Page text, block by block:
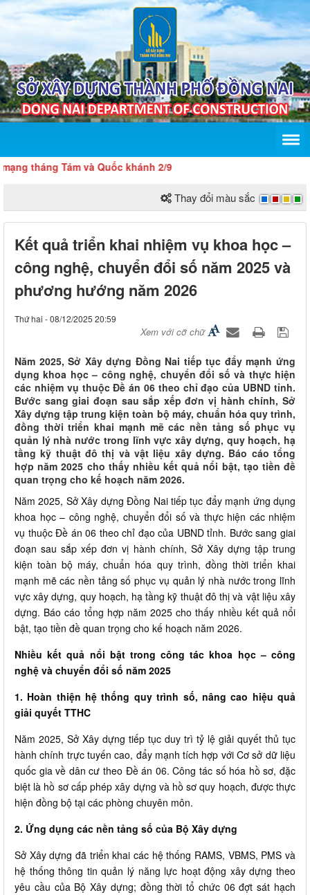
Tám và Quốc khánh 2/9
Thay đổi màu sắc
Kết quả triển khai nhiệm vụ khoa học –
công nghệ, chuyển đổi số năm 2025 và
phương hướng năm 2026
Thứ hai - 08/12/2025 20:59
Xem với cỡ chữ
Năm 2025, Sở Xây dựng Đồng Nai tiếp tục đẩy mạnh ứng
dụng khoa học – công nghệ, chuyển đổi số và thực hiện
các nhiệm vụ thuộc Đề án 06 theo chỉ đạo của UBND tỉnh.
Bước sang giai đoạn sau sắp xếp đơn vị hành chính, Sở
Xây dựng tập trung kiện toàn bộ máy, chuẩn hóa quy trình,
đồng thời triển khai mạnh mẽ các nền tảng số phục vụ
quản lý nhà nước trong lĩnh vực xây dựng, quy hoạch, hạ
tầng kỹ thuật đô thị và vật liệu xây dựng. Báo cáo tổng
hợp năm 2025 cho thấy nhiều kết quả nổi bật, tạo tiền đề
quan trọng cho kế hoạch năm 2026.
Năm 2025, Sở Xây dựng Đồng Nai tiếp tục đẩy mạnh ứng dụng
khoa học – công nghệ, chuyển đổi số và thực hiện các nhiệm
vụ thuộc Đề án 06 theo chỉ đạo của UBND tỉnh. Bước sang giai
đoạn sau sắp xếp đơn vị hành chính, Sở Xây dựng tập trung
kiện toàn bộ máy, chuẩn hóa quy trình, đồng thời triển khai
mạnh mẽ các nền tảng số phục vụ quản lý nhà nước trong lĩnh
vực xây dựng, quy hoạch, hạ tầng kỹ thuật đô thị và vật liệu xây
dựng. Báo cáo tổng hợp năm 2025 cho thấy nhiều kết quả nổi
bật, tạo tiền đề quan trọng cho kế hoạch năm 2026.
Nhiều kết quả nổi bật trong công tác khoa học – công
nghệ và chuyển đổi số năm 2025
1. Hoàn thiện hệ thống quy trình số, nâng cao hiệu quả
giải quyết TTHC
Năm 2025, Sở Xây dựng tiếp tục duy trì tỷ lệ giải quyết thủ tục
hành chính trực tuyến cao, đẩy mạnh tích hợp với Cơ sở dữ liệu
quốc gia về dân cư theo Đề án 06. Công tác số hóa hồ sơ, đặc
biệt là hồ sơ cấp phép xây dựng và hồ sơ quy hoạch, được thực
hiện đồng bộ tại các phòng chuyên môn.
2. Ứng dụng các nền tảng số của Bộ Xây dựng
Sở Xây dựng đã triển khai các hệ thống RAMS, VBMS, PMS và
hệ thống thông tin quản lý năng lực hoạt động xây dựng theo
yêu cầu của Bộ Xây dựng; đồng thời tổ chức 06 đợt sát hạch